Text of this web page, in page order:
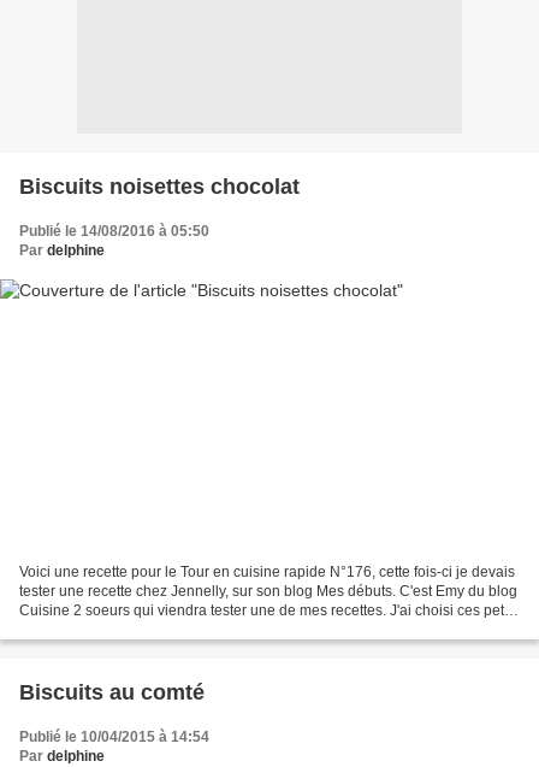
Biscuits noisettes chocolat
Publié le 14/08/2016 à 05:50
Par delphine
Voici une recette pour le Tour en cuisine rapide N°176, cette fois-ci je devais
tester une recette chez Jennelly, sur son blog Mes débuts. C'est Emy du blog
Cuisine 2 soeurs qui viendra tester une de mes recettes. J'ai choisi ces petits
Biscuits au comté
Publié le 10/04/2015 à 14:54
Par delphine